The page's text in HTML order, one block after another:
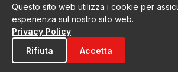
Cookie Policy
Note legali
La Redazione
© 2026 Grh s.r.l. - P.iva 02650550797 - Tutti i
Questo sito web utilizza i cookie per
esperienza sul nostro sito web.
Privacy Policy
Rifiuta
Accetta